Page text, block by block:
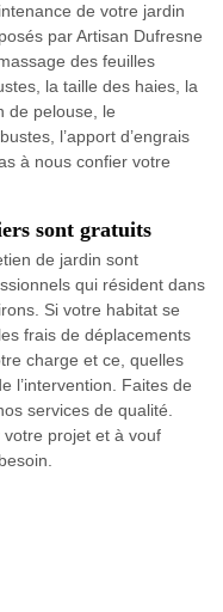
de votre jardin
par Artisan Dufresne
des feuilles
la taille des haies, la
de pelouse, le
l’apport d’engrais
à nous confier votre
sont gratuits
de jardin sont
qui résident dans
Si votre habitat se
frais de déplacements
charge et ce, quelles
l’intervention. Faites de
services de qualité.
projet et à vouf